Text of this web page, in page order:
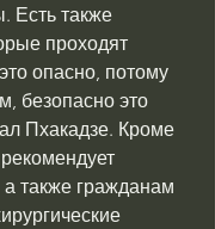
Есть также
проходят
опасно, потому
безопасно это
Пхакадзе. Кроме
также гражданам